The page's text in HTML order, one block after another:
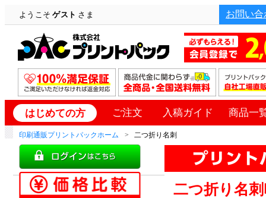
ようこそゲスト さま お問い合
はじめての方 ご注文 入稿ガイド 商品一
印刷通販プリントパックホーム 二つ折り名刺
二つ折り名